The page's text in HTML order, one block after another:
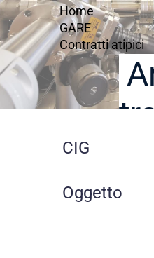
Home
GARE
Contratti atipici
CIG
Oggetto